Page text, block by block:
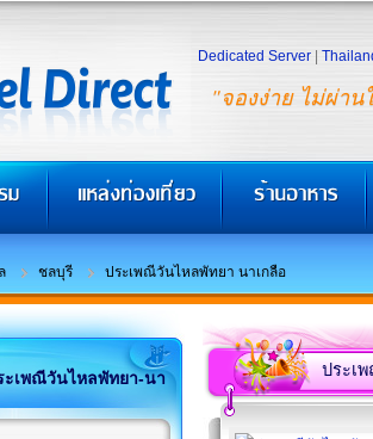
"จองง่าย ไม่ผ่าน
Dedicated Server
ชลบุรี ประเพณีวันไหลพัทยา นาเกลือ
เพณีวันไหลพัทยา-นา
ประเ